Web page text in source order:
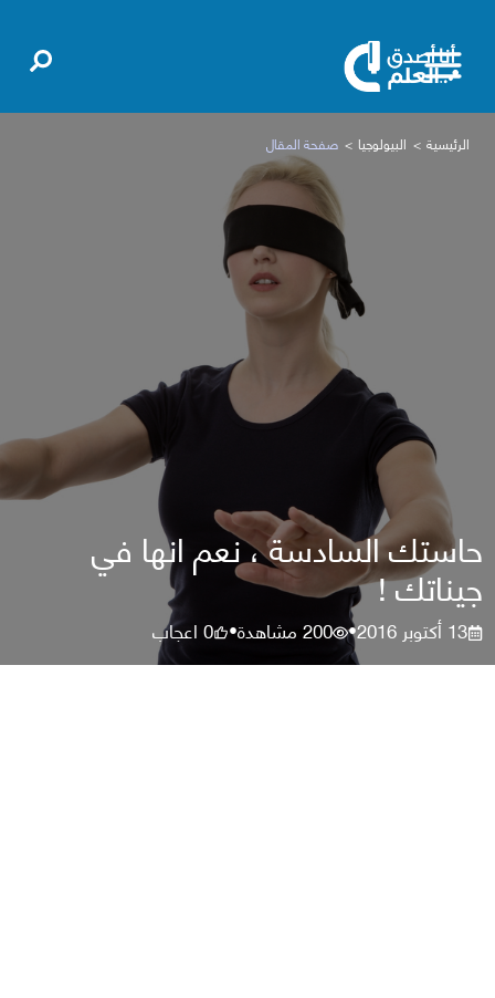
الرئيسية البيولوجيا صفحة المقال
حاستك السادسة ، نعم انها في
جيناتك !
13 أكتوبر 2016 •
200مشاهدة•
0اعجاب